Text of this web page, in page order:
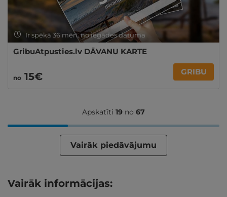
Ir spēkā 36 mēn. no iegādes datuma
GribuAtpusties.lv DĀVANU KARTE
no 15€ GRIBU
Apskatīti 19 no 67
Vairāk piedāvājumu
Vairāk informācijas: